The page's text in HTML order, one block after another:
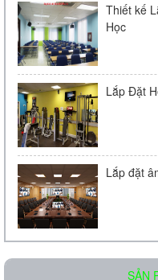
Thiết kế
Học
Lắp Đặt
Lắp đặt
SẢN
Loa âm trần
Liên hệ